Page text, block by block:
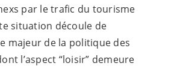
par le trafic du tourisme
situation découle de
majeur de la politique des
l’aspect “loisir” demeure